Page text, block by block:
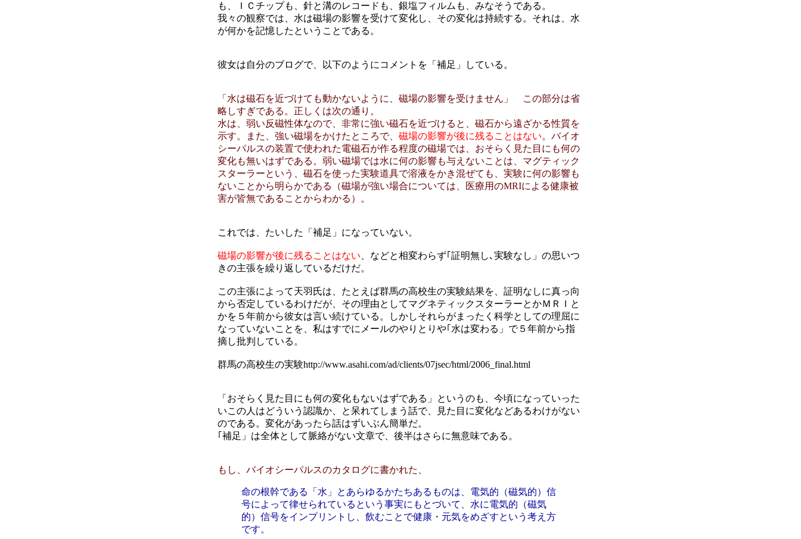
も、ＩＣチップも、針と溝のレコードも、銀塩フィルムも、みなそうである。
我々の観察では、水は磁場の影響を受けて変化し、その変化は持続する。それは、水
が何かを記憶したということである。
彼女は自分のブログで、以下のようにコメントを「補足」している。
「水は磁石を近づけても動かないように、磁場の影響を受けません」 この部分は省
略しすぎである。正しくは次の通り。
水は、弱い反磁性体なので、非常に強い磁石を近づけると、磁石から遠ざかる性質を
示す。また、強い磁場をかけたところで、 磁場の影響が後に残ることはない。バイオ
シーパルスの装置で使われた電磁石が作る程度の磁場では、おそらく見た目にも何の
変化も無いはずである。弱い磁場では水に何の影響も与えないことは、マグティック
スターラーという、磁石を使った実験道具で溶液をかき混ぜても、実験に何の影響も
ないことから明らかである（磁場が強い場合については、医療用のMRIによる健康被
害が皆無であることからわかる）。
これでは、たいした「補足」になっていない。
磁場の影響が後に残ることはない 、などと相変わらず｢証明無し､実験なし」の思いつ
きの主張を繰り返しているだけだ。
この主張によって天羽氏は、たとえば群馬の高校生の実験結果を、証明なしに真っ向
から否定しているわけだが、その理由としてマグネティックスターラーとかＭＲＩと
かを５年前から彼女は言い続けている。しかしそれらがまったく科学としての理屈に
なっていないことを、私はすでにメールのやりとりや｢水は変わる」で５年前から指
摘し批判している。
群馬の高校生の実験http://www.asahi.com/ad/clients/07jsec/html/2006_final.html
「おそらく見た目にも何の変化もないはずである」というのも、今頃になっていった
いこの人はどういう認識か、と呆れてしまう話で、見た目に変化などあるわけがない
のである。変化があったら話はずいぶん簡単だ。
｢補足」は全体として脈絡がない文章で、後半はさらに無意味である。
もし、バイオシーパルスのカタログに書かれた、
命の根幹である「水」とあらゆるかたちあるものは、電気的（磁気的）信
号によって律せられているという事実にもとづいて、水に電気的（磁気
的）信号をインプリントし、飲むことで健康・元気をめざすという考え方
です。